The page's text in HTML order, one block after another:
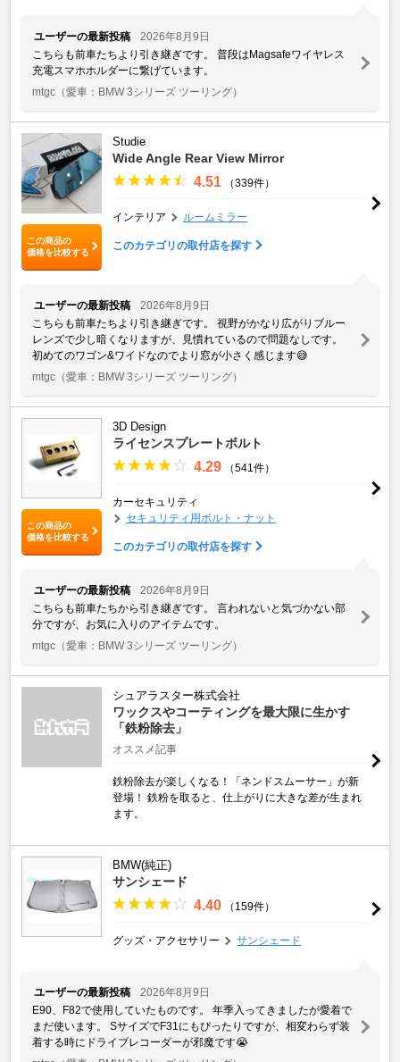
ユーザーの最新投稿
2026年8月9日
こちらも前車たちより引き継ぎです。 普段はMagsafeワイヤレス
充電スマホホルダーに繋げています。
mtgc （愛車：BMW 3シリーズ ツーリング）
この商品の
価格を比較する
Studie
Wide Angle Rear View Mirror
4.51 （339件）
インテリア ルームミラー
このカテゴリの取付店を探す
ユーザーの最新投稿
2026年8月9日
こちらも前車たちより引き継ぎです。 視野がかなり広がりブルー
レンズで少し暗くなりますが、見慣れているので問題なしです。
初めてのワゴン&ワイドなのでより窓が小さく感じます😅
mtgc （愛車：BMW 3シリーズ ツーリング）
この商品の
価格を比較する
3D Design
ライセンスプレートボルト
4.29 （541件）
カーセキュリティ
セキュリティ用ボルト・ナット
このカテゴリの取付店を探す
ユーザーの最新投稿
2026年8月9日
こちらも前車たちから引き継ぎです。 言われないと気づかない部
分ですが、お気に入りのアイテムです。
mtgc （愛車：BMW 3シリーズ ツーリング）
シュアラスター株式会社
ワックスやコーティングを最大限に生かす
「鉄粉除去」
オススメ記事
鉄粉除去が楽しくなる！「ネンドスムーサー」が新
登場！ 鉄粉を取ると、仕上がりに大きな差が生まれ
ます。
BMW(純正)
サンシェード
4.40 （159件）
グッズ・アクセサリー サンシェード
ユーザーの最新投稿
2026年8月9日
E90、F82で使用していたものです。 年季入ってきましたが愛着で
まだ使います。 SサイズでF31にもぴったりですが、相変わらず装
着する時にドライブレコーダーが邪魔です😭